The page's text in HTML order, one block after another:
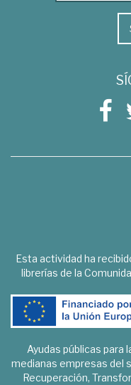
Esta actividad ha
librerías de la
Ayudas públicas para
medianas empresas del
Recuperación,